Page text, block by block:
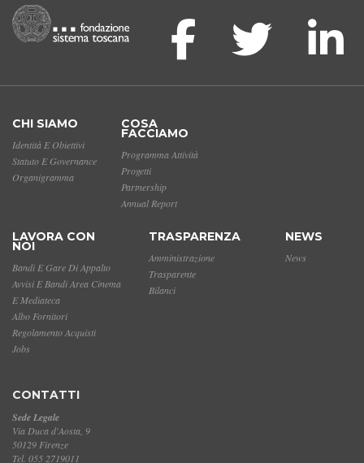
CHI SIAMO
Identità E Obiettivi
Statuto E Governance
Organigramma
COSA
FACCIAMO
Programma Attività
Progetti
Partnership
Annual Report
LAVORA CON
NOI
Bandi E Gare Di Appalto
Avvisi E Bandi Area Cinema
E Mediateca
Albo Fornitori
Regolamento Acquisti
Jobs
TRASPARENZA
Amministrazione
Trasparente
Bilanci
NEWS
News
CONTATTI
Sede Legale
Via Duca d'Aosta, 9
50129 Firenze
Tel. 055 2719011